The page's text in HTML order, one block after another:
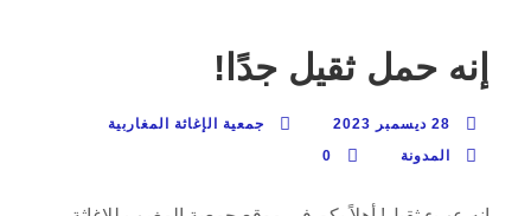
إنه حمل ثقيل جدًا!
28 ديسمبر 2023
جمعية الإغاثة المغاربية
المدونة
0